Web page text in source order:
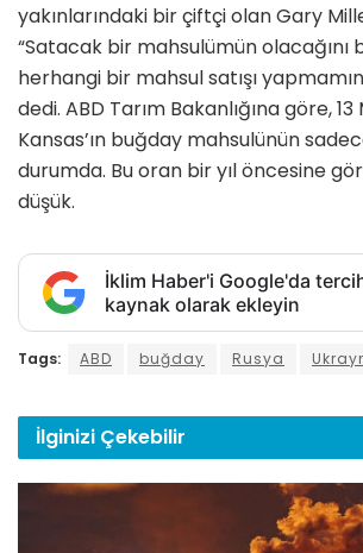
yakınlarındaki bir çiftçi olan Gary
“Satacak bir mahsulümün olacağını
herhangi bir mahsul satışı
dedi. ABD Tarım Bakanlığına göre,
Kansas’ın buğday mahsulünün
durumda. Bu oran bir yıl öncesine
düşük.
İklim Haber'i Google'da
kaynak olarak ekleyin
Tags: ABD buğday Rusya
İlginizi Çekebilir